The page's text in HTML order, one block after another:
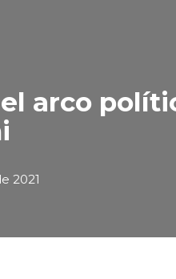
arco
2021